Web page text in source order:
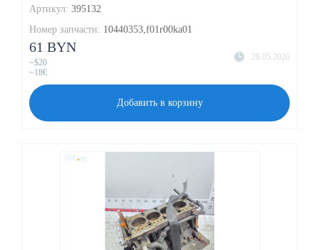
Артикул: 395132
Номер запчасти: 10440353,f01r00ka01
28.05.2026
61 BYN
~$20
~18€
Добавить в корзину